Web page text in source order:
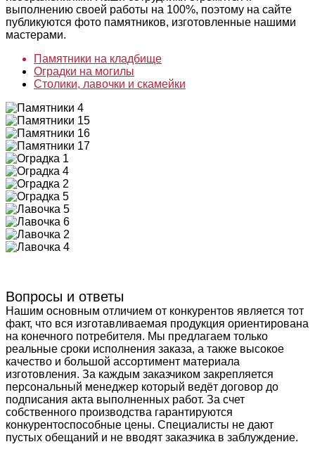
выполнению своей работы на 100%, поэтому на сайте
публикуются фото памятников, изготовленные нашими
мастерами.
Памятники на кладбище
Оградки на могилы
Столики, лавочки и скамейки
Вопросы и ответы
Нашим основным отличием от конкурентов является тот
факт, что вся изготавливаемая продукция ориентирована
на конечного потребителя. Мы предлагаем только
реальные сроки исполнения заказа, а также высокое
качество и большой ассортимент материала
изготовления. За каждым заказчиком закрепляется
персональный менеджер который ведёт договор до
подписания акта выполненных работ. За счет
собственного производства гарантируются
конкурентоспособные цены. Специалисты не дают
пустых обещаний и не вводят заказчика в заблуждение.